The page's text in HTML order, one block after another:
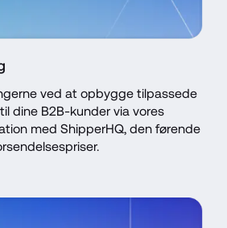
ved at opbygge tilpassede
dine B2B-kunder via vores
med ShipperHQ, den førende